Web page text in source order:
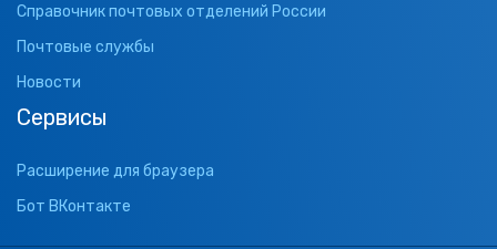
Справочник почтовых отделений России
Почтовые службы
Новости
Сервисы
Расширение для браузера
Бот ВКонтакте